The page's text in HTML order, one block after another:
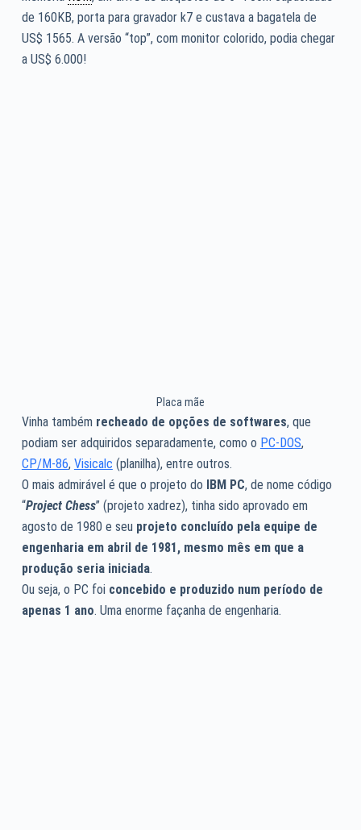
de 160KB, porta para gravador k7 e custava a bagatela de
US$ 1565. A versão “top”, com monitor colorido, podia chegar
a US$ 6.000!
Placa mãe
Vinha também recheado de opções de softwares, que
podiam ser adquiridos separadamente, como o PC-DOS,
CP/M-86, Visicalc (planilha), entre outros.
O mais admirável é que o projeto do IBM PC, de nome código
“Project Chess” (projeto xadrez), tinha sido aprovado em
agosto de 1980 e seu projeto concluído pela equipe de
engenharia em abril de 1981, mesmo mês em que a
produção seria iniciada.
Ou seja, o PC foi concebido e produzido num período de
apenas 1 ano. Uma enorme façanha de engenharia.